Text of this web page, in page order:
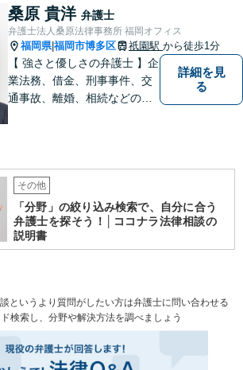
なリーガルサービスを提供い
たします。
桑原 貴洋 弁護士
弁護士法人桑原法律事務所 福岡オフィス
福岡県|福岡市博多区 祇園駅 から徒歩1分
【 強さと優しさの弁護士 】企
業法務、借金、刑事事件、交
通事故、離婚、相続などのご
なリーガルサービスを提供い
たします。
詳細を見
る
その他
「分野」の絞り込み検索で、自分に合う
弁護士を探そう！│ココナラ法律相談の
説明書
というより質問がしたい方は弁護士に問い合わせる
検索し、分野や解決方法を調べましょう